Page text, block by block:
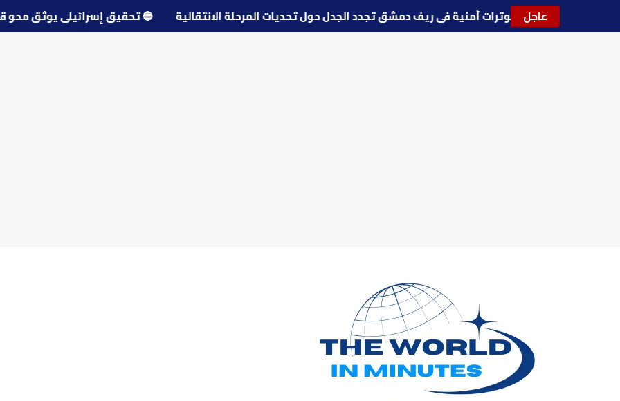
عاجل 🔵توترات أمنية في ريف دمشق تجدد الجدل حول تحديات المرحلة الانتقالية 🔵تحقيق إسرائيلي يوثق